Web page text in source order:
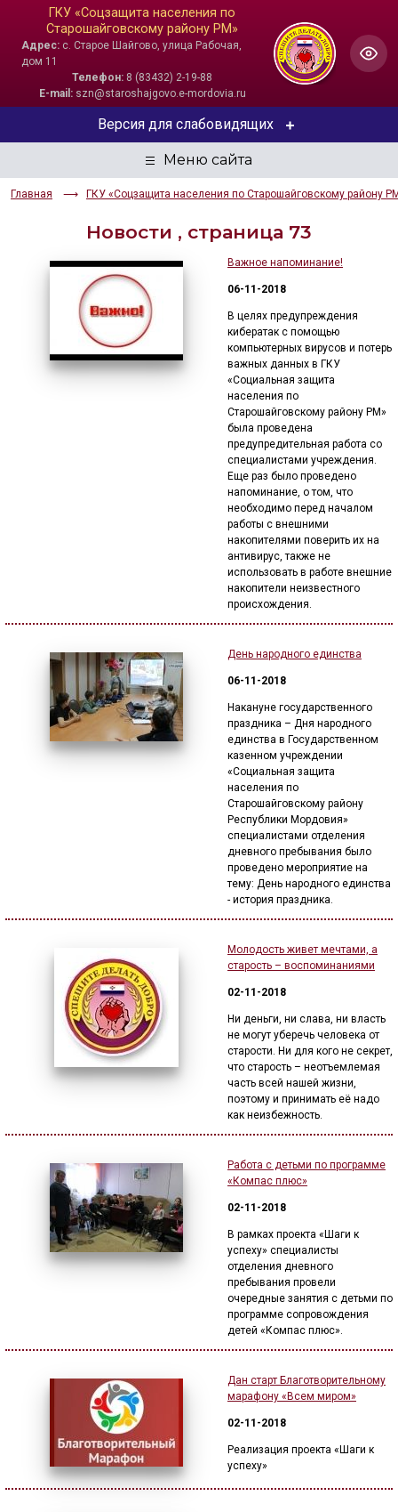
ГКУ «Соцзащита населения по
Старошайговскому району РМ»
Адрес: с. Старое Шайгово, улица Рабочая,
дом 11
Телефон: 8 (83432) 2-19-88
E-mail:szn@staroshajgovo.e-mordovia.ru
Главная ГКУ «Соцзащита населения по Старошайговскому району
Версия для слабовидящих
ЦВЕТОВАЯ СХЕМА
Aa Aa Aa
РАЗМЕР ТЕКСТА
Скрыть Ч/б
🔊 Включить озвучивание
Настройки по умолчанию
Настройки по умолчанию
Новости , страница 73
Важное напоминание!
06-11-2018
В целях предупреждения
кибератак с помощью
компьютерных вирусов и потерь
важных данных в ГКУ
«Социальная защита
населения по
Старошайговскому району РМ»
была проведена
предупредительная работа со
специалистами учреждения.
Еще раз было проведено
напоминание, о том, что
необходимо перед началом
работы с внешними
накопителями поверить их на
антивирус, также не
использовать в работе внешние
накопители неизвестного
происхождения.
День народного единства
06-11-2018
Накануне государственного
праздника – Дня народного
единства в Государственном
казенном учреждении
«Социальная защита
населения по
Старошайговскому району
Республики Мордовия»
специалистами отделения
дневного пребывания было
проведено мероприятие на
тему: День народного единства
- история праздника.
Молодость живет мечтами, а
старость – воспоминаниями
02-11-2018
Ни деньги, ни слава, ни власть
не могут уберечь человека от
старости. Ни для кого не секрет,
что старость – неотъемлемая
часть всей нашей жизни,
поэтому и принимать её надо
как неизбежность.
Работа с детьми по программе
«Компас плюс»
02-11-2018
В рамках проекта «Шаги к
успеху» специалисты
отделения дневного
пребывания провели
очередные занятия с детьми по
программе сопровождения
детей «Компас плюс».
Дан старт Благотворительному
марафону «Всем миром»
02-11-2018
Реализация проекта «Шаги к
успеху»